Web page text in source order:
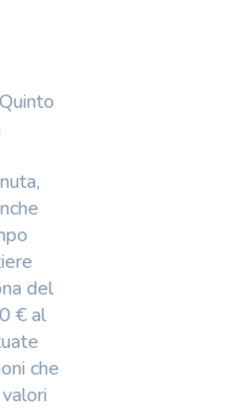
del
€ al
che